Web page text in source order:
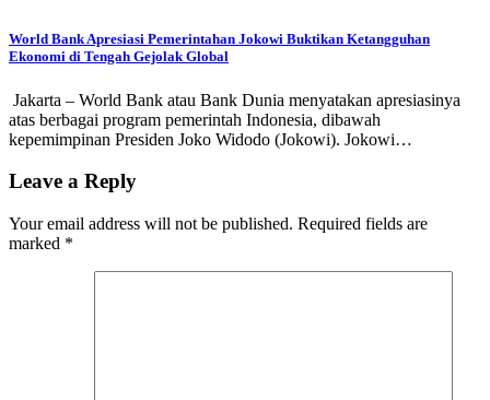
World Bank Apresiasi Pemerintahan Jokowi Buktikan Ketangguhan
Ekonomi di Tengah Gejolak Global
Jakarta – World Bank atau Bank Dunia menyatakan apresiasinya
atas berbagai program pemerintah Indonesia, dibawah
kepemimpinan Presiden Joko Widodo (Jokowi). Jokowi…
Leave a Reply
Your email address will not be published. Required fields are
marked *